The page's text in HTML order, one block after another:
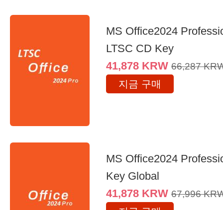
MS Office2024
LTSC CD Key
41,878 KRW 66,287
지금 구매
MS Office2024
Key Global
41,878 KRW 67,996